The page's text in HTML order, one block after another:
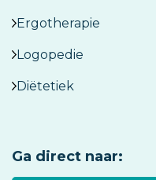
Ergotherapie
Logopedie
Diëtetiek
Ga direct naar: